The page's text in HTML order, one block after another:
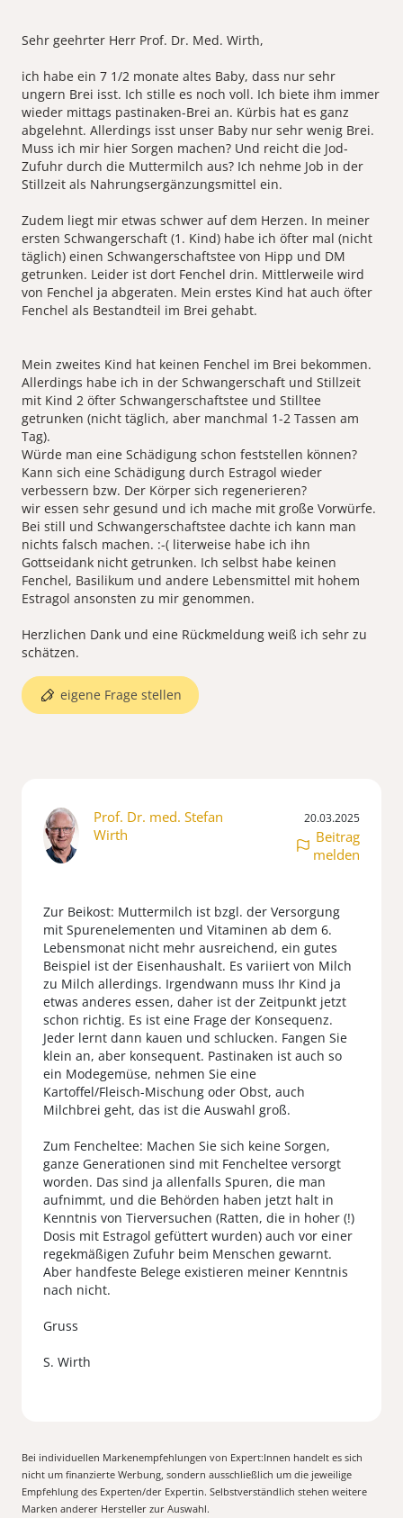
Sehr geehrter Herr Prof. Dr. Med. Wirth,
ich habe ein 7 1/2 monate altes Baby, dass nur sehr
ungern Brei isst. Ich stille es noch voll. Ich biete ihm immer
wieder mittags pastinaken-Brei an. Kürbis hat es ganz
abgelehnt. Allerdings isst unser Baby nur sehr wenig Brei.
Muss ich mir hier Sorgen machen? Und reicht die Jod-
Zufuhr durch die Muttermilch aus? Ich nehme Job in der
Stillzeit als Nahrungsergänzungsmittel ein.
Zudem liegt mir etwas schwer auf dem Herzen. In meiner
ersten Schwangerschaft (1. Kind) habe ich öfter mal (nicht
täglich) einen Schwangerschaftstee von Hipp und DM
getrunken. Leider ist dort Fenchel drin. Mittlerweile wird
von Fenchel ja abgeraten. Mein erstes Kind hat auch öfter
Fenchel als Bestandteil im Brei gehabt.
Mein zweites Kind hat keinen Fenchel im Brei bekommen.
Allerdings habe ich in der Schwangerschaft und Stillzeit
mit Kind 2 öfter Schwangerschaftstee und Stilltee
getrunken (nicht täglich, aber manchmal 1-2 Tassen am
Tag).
Würde man eine Schädigung schon feststellen können?
Kann sich eine Schädigung durch Estragol wieder
verbessern bzw. Der Körper sich regenerieren?
wir essen sehr gesund und ich mache mit große Vorwürfe.
Bei still und Schwangerschaftstee dachte ich kann man
nichts falsch machen. :-( literweise habe ich ihn
Gottseidank nicht getrunken. Ich selbst habe keinen
Fenchel, Basilikum und andere Lebensmittel mit hohem
Estragol ansonsten zu mir genommen.
Herzlichen Dank und eine Rückmeldung weiß ich sehr zu
eigene Frage stellen
Prof. Dr. med. Stefan
Wirth
20.03.2025
Beitrag
melden
Zur Beikost: Muttermilch ist bzgl. der Versorgung
mit Spurenelementen und Vitaminen ab dem 6.
Lebensmonat nicht mehr ausreichend, ein gutes
Beispiel ist der Eisenhaushalt. Es variiert von Milch
zu Milch allerdings. Irgendwann muss Ihr Kind ja
etwas anderes essen, daher ist der Zeitpunkt jetzt
schon richtig. Es ist eine Frage der Konsequenz.
Jeder lernt dann kauen und schlucken. Fangen Sie
klein an, aber konsequent. Pastinaken ist auch so
ein Modegemüse, nehmen Sie eine
Kartoffel/Fleisch-Mischung oder Obst, auch
Milchbrei geht, das ist die Auswahl groß.
Zum Fencheltee: Machen Sie sich keine Sorgen,
ganze Generationen sind mit Fencheltee versorgt
worden. Das sind ja allenfalls Spuren, die man
aufnimmt, und die Behörden haben jetzt halt in
Kenntnis von Tierversuchen (Ratten, die in hoher (!)
Dosis mit Estragol gefüttert wurden) auch vor einer
regekmäßigen Zufuhr beim Menschen gewarnt.
Aber handfeste Belege existieren meiner Kenntnis
nach nicht.
Gruss
Bei individuellen Markenempfehlungen von Expert:Innen handelt es sich
nicht um finanzierte Werbung, sondern ausschließlich um die jeweilige
Empfehlung des Experten/der Expertin. Selbstverständlich stehen weitere
Marken anderer Hersteller zur Auswahl.